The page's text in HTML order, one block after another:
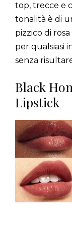
top, trecce e
tonalità è di
pizzico di
per qualsiasi
senza
Black
Lipstick